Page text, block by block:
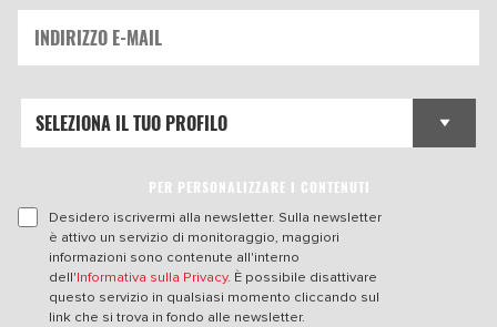
PER PERSONALIZZARE I CONTENUTI
Desidero iscrivermi alla newsletter. Sulla newsletter
è attivo un servizio di monitoraggio, maggiori
informazioni sono contenute all'interno
dell'Informativa sulla Privacy. È possibile disattivare
questo servizio in qualsiasi momento cliccando sul
link che si trova in fondo alle newsletter.